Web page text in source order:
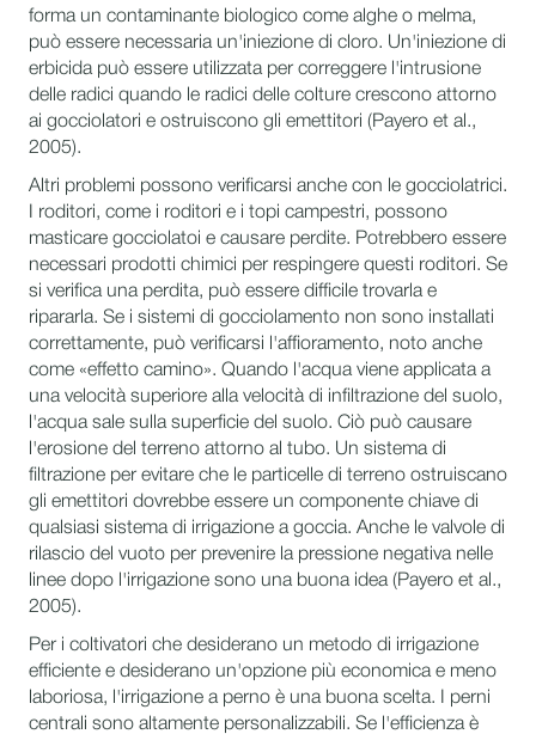
forma un contaminante biologico come alghe o melma,
può essere necessaria un'iniezione di cloro. Un'iniezione di
erbicida può essere utilizzata per correggere l'intrusione
delle radici quando le radici delle colture crescono attorno
ai gocciolatori e ostruiscono gli emettitori (Payero et al.,
2005).
Altri problemi possono verificarsi anche con le gocciolatrici.
I roditori, come i roditori e i topi campestri, possono
masticare gocciolatoi e causare perdite. Potrebbero essere
necessari prodotti chimici per respingere questi roditori. Se
si verifica una perdita, può essere difficile trovarla e
ripararla. Se i sistemi di gocciolamento non sono installati
correttamente, può verificarsi l'affioramento, noto anche
come «effetto camino». Quando l'acqua viene applicata a
una velocità superiore alla velocità di infiltrazione del suolo,
l'acqua sale sulla superficie del suolo. Ciò può causare
l'erosione del terreno attorno al tubo. Un sistema di
filtrazione per evitare che le particelle di terreno ostruiscano
gli emettitori dovrebbe essere un componente chiave di
qualsiasi sistema di irrigazione a goccia. Anche le valvole di
rilascio del vuoto per prevenire la pressione negativa nelle
linee dopo l'irrigazione sono una buona idea (Payero et al.,
2005).
Per i coltivatori che desiderano un metodo di irrigazione
efficiente e desiderano un'opzione più economica e meno
laboriosa, l'irrigazione a perno è una buona scelta. I perni
centrali sono altamente personalizzabili. Se l'efficienza è